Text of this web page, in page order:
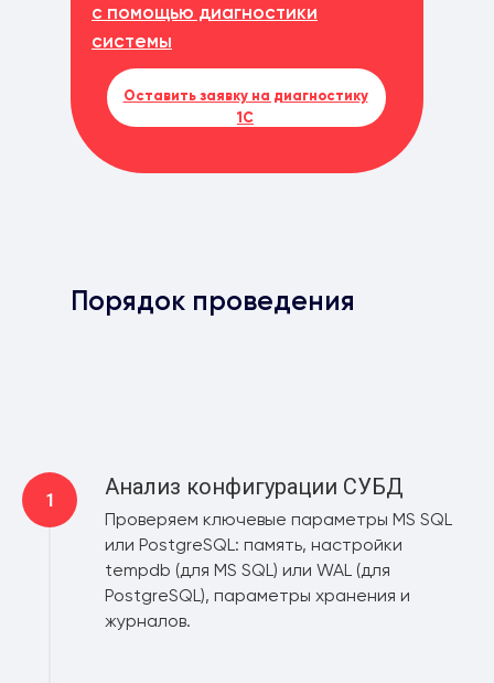
с помощью диагностики
системы
Оставить заявку на диагностику
1С
Порядок проведения
Анализ конфигурации СУБД
Проверяем ключевые параметры MS SQL
или PostgreSQL: память, настройки
tempdb (для MS SQL) или WAL (для
PostgreSQL), параметры хранения и
журналов.